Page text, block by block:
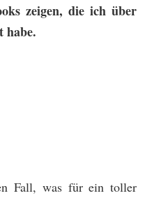
zeigen, die ich über
habe.
Fall, was für ein toller